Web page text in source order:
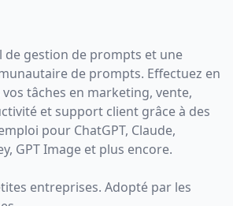
de gestion de prompts et une
de prompts. Effectuez en
tâches en marketing, vente,
et support client grâce à des
pour ChatGPT, Claude,
GPT Image et plus encore.
entreprises. Adopté par les